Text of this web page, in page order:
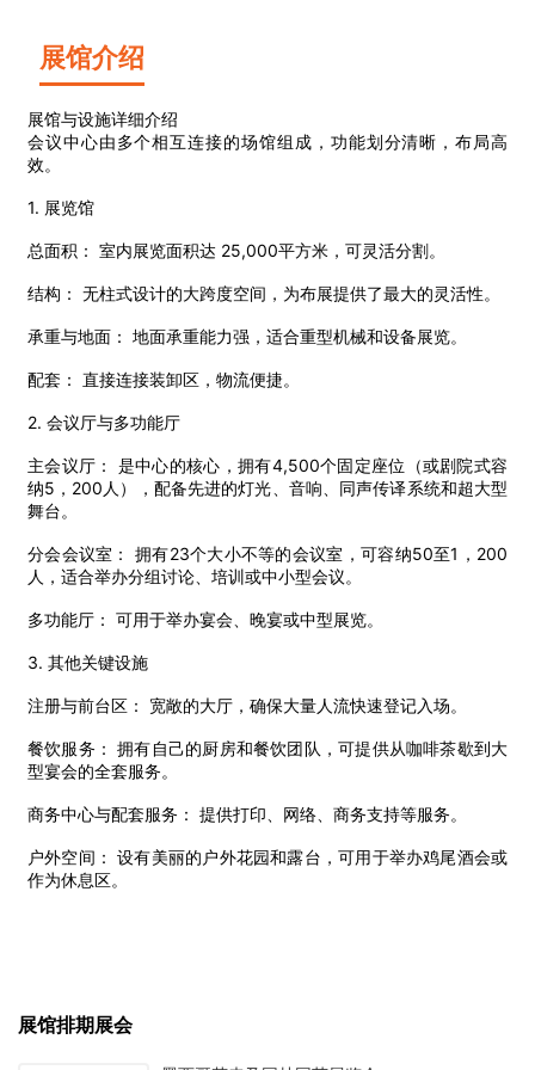
展馆介绍
展馆与设施详细介绍
会议中心由多个相互连接的场馆组成，功能划分清晰，布局高
效。
1. 展览馆
总面积： 室内展览面积达 25,000平方米，可灵活分割。
结构： 无柱式设计的大跨度空间，为布展提供了最大的灵活性。
承重与地面： 地面承重能力强，适合重型机械和设备展览。
配套： 直接连接装卸区，物流便捷。
2. 会议厅与多功能厅
主会议厅： 是中心的核心，拥有4,500个固定座位（或剧院式容
纳5，200人），配备先进的灯光、音响、同声传译系统和超大型
舞台。
分会会议室： 拥有23个大小不等的会议室，可容纳50至1，200
人，适合举办分组讨论、培训或中小型会议。
多功能厅： 可用于举办宴会、晚宴或中型展览。
3. 其他关键设施
注册与前台区： 宽敞的大厅，确保大量人流快速登记入场。
餐饮服务： 拥有自己的厨房和餐饮团队，可提供从咖啡茶歇到大
型宴会的全套服务。
商务中心与配套服务： 提供打印、网络、商务支持等服务。
户外空间： 设有美丽的户外花园和露台，可用于举办鸡尾酒会或
作为休息区。
展馆排期展会